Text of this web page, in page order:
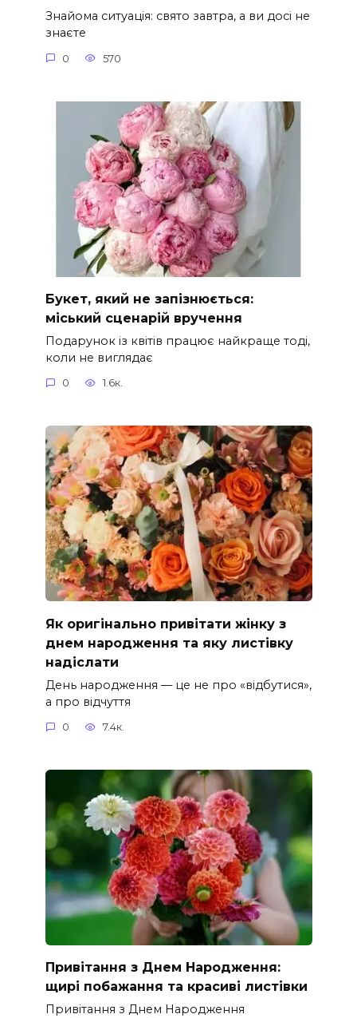
Знайома ситуація: свято завтра, а ви досі не
знаєте
0 570
Букет, який не запізнюється:
міський сценарій вручення
Подарунок із квітів працює найкраще тоді,
коли не виглядає
0 1.6к.
Як оригінально привітати жінку з
днем народження та яку листівку
надіслати
День народження — це не про «відбутися»,
а про відчуття
0 7.4к.
Привітання з Днем Народження:
щирі побажання та красиві листівки
Привітання з Днем Народження